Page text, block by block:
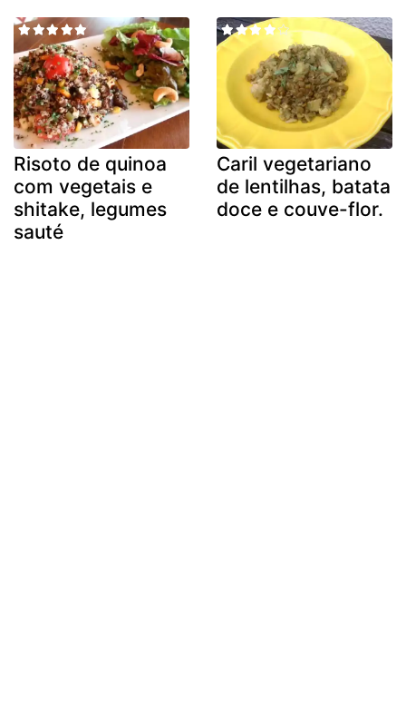
Risoto de quinoa
com vegetais e
shitake, legumes
sauté
Caril vegetariano
de lentilhas, batata
doce e couve-flor.